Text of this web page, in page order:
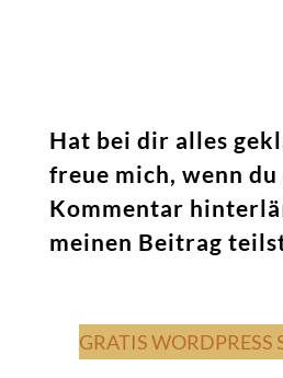
Hat bei dir alles
freue mich, wenn
Kommentar
meinen Beitrag
GRATIS WORDPRESS